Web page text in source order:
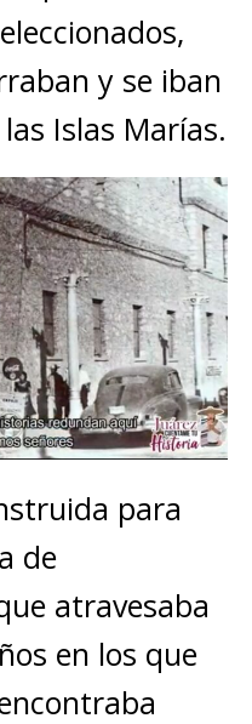
y se iban
Islas Marías.
para
de
atravesaba
en los que